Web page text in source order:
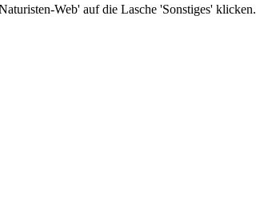
Web' auf die Lasche 'Sonstiges' klicken.